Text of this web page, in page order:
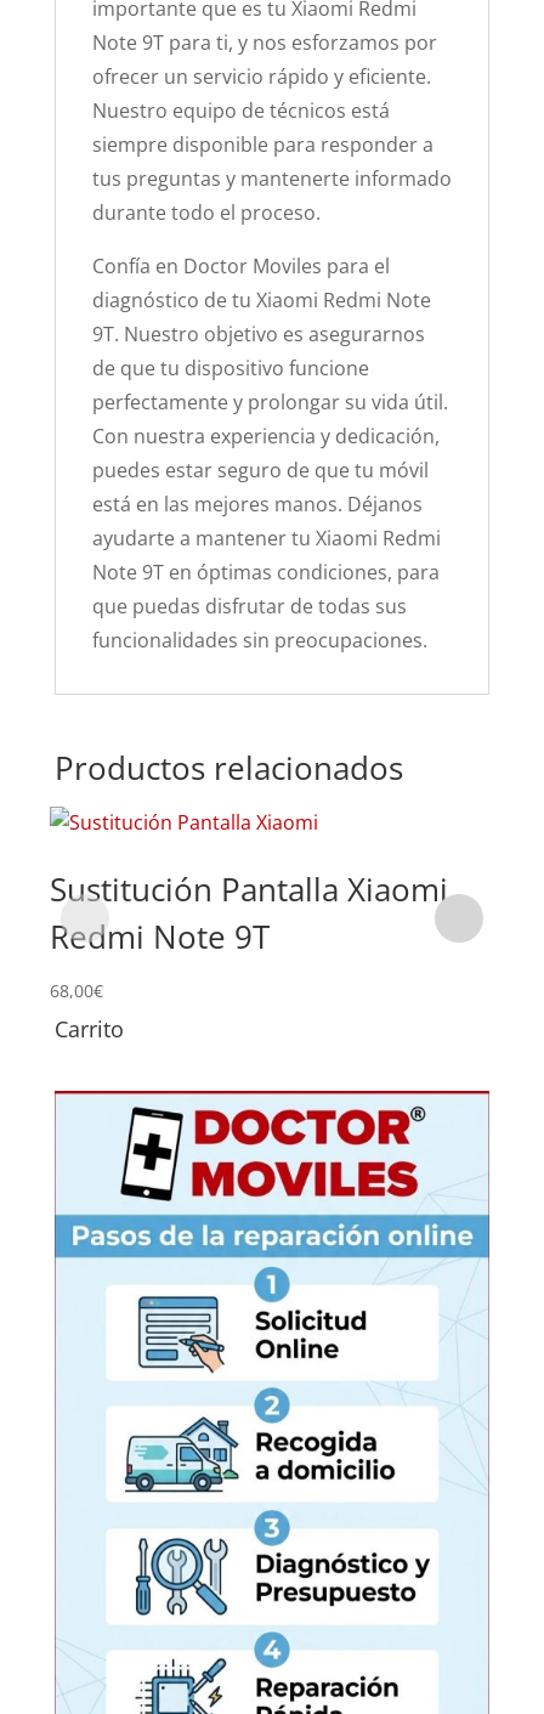
importante que es tu Xiaomi Redmi
Note 9T para ti, y nos esforzamos por
ofrecer un servicio rápido y eficiente.
Nuestro equipo de técnicos está
siempre disponible para responder a
tus preguntas y mantenerte informado
durante todo el proceso.
Confía en Doctor Moviles para el
diagnóstico de tu Xiaomi Redmi Note
9T. Nuestro objetivo es asegurarnos
de que tu dispositivo funcione
perfectamente y prolongar su vida útil.
Con nuestra experiencia y dedicación,
puedes estar seguro de que tu móvil
está en las mejores manos. Déjanos
ayudarte a mantener tu Xiaomi Redmi
Note 9T en óptimas condiciones, para
que puedas disfrutar de todas sus
funcionalidades sin preocupaciones.
Productos relacionados
Sustitución Pantalla Xiaomi
Redmi Note 9T
68,00€
Carrito